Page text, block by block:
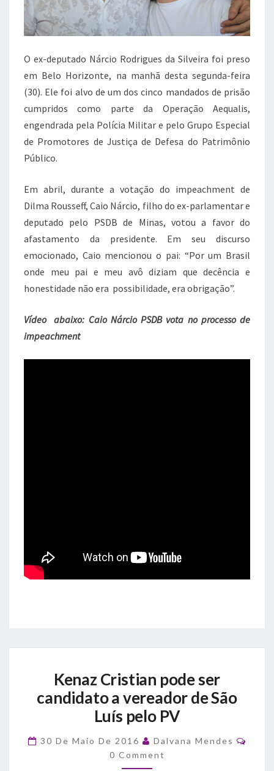
O ex-deputado Nárcio Rodrigues da Silveira foi preso
em Belo Horizonte, na manhã desta segunda-feira
(30). Ele foi alvo de um dos cinco mandados de prisão
cumpridos como parte da Operação Aequalis,
engendrada pela Polícia Militar e pelo Grupo Especial
de Promotores de Justiça de Defesa do Patrimônio
Público.
Em abril, durante a votação do impeachment de
Dilma Rousseff, Caio Nárcio, filho do ex-parlamentar e
deputado pelo PSDB de Minas, votou a favor do
afastamento da presidente. Em seu discurso
emocionado, Caio mencionou o pai: “Por um Brasil
onde meu pai e meu avô diziam que decência e
honestidade não era possibilidade, era obrigação”.
Vídeo abaixo: Caio Nárcio PSDB vota no processo de
impeachment
Cristian
pode
ser
candidato
vereador
de
Kenaz Cristian pode ser
candidato a vereador de São
Luís pelo PV
30 De Maio De 2016 Dalvana Mendes
0 Comment